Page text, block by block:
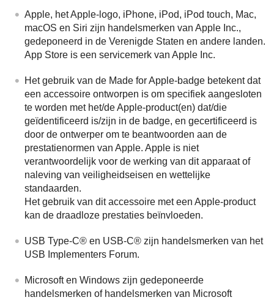
Apple, het Apple-logo, iPhone, iPod, iPod touch, Mac,
macOS en Siri zijn handelsmerken van Apple Inc.,
gedeponeerd in de Verenigde Staten en andere landen.
App Store is een servicemerk van Apple Inc.
Het gebruik van de Made for Apple-badge betekent dat
een accessoire ontworpen is om specifiek aangesloten
te worden met het/de Apple-product(en) dat/die
geïdentificeerd is/zijn in de badge, en gecertificeerd is
door de ontwerper om te beantwoorden aan de
prestatienormen van Apple. Apple is niet
verantwoordelijk voor de werking van dit apparaat of
naleving van veiligheidseisen en wettelijke
standaarden.
Het gebruik van dit accessoire met een Apple-product
kan de draadloze prestaties beïnvloeden.
USB Type-C® en USB-C® zijn handelsmerken van het
USB Implementers Forum.
Microsoft en Windows zijn gedeponeerde
handelsmerken of handelsmerken van Microsoft